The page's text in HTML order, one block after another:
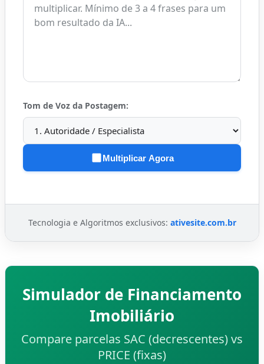
Tom de Voz da Postagem:
Multiplicar Agora
Tecnologia e Algoritmos exclusivos: ativesite.com.br
Simulador de Financiamento
Imobiliário
Compare parcelas SAC (decrescentes) vs
PRICE (fixas)